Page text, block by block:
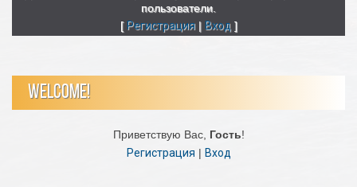
пользователи.
[ Регистрация| Вход ]
WELCOME!
Приветствую Вас, Гость!
Регистрация | Вход